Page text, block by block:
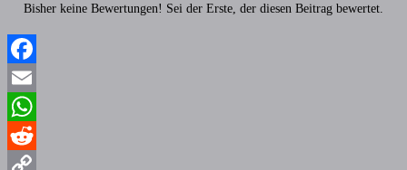
Bisher keine Bewertungen! Sei der Erste, der diesen Beitrag bewertet.
Facebook
Email
WhatsApp
Reddit